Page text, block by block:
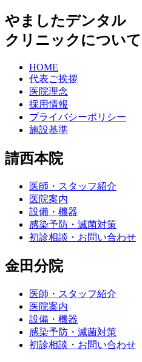
やましたデンタル
クリニックについて
HOME
代表ご挨拶
医院理念
採用情報
プライバシーポリシー
施設基準
請西本院
医師・スタッフ紹介
医院案内
設備・機器
感染予防・滅菌対策
初診相談・お問い合わせ
金田分院
医師・スタッフ紹介
医院案内
設備・機器
感染予防・滅菌対策
初診相談・お問い合わせ